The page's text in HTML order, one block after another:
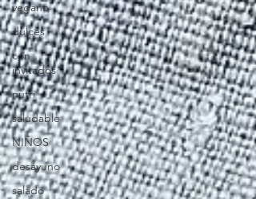
vegano
dulces
con
invitados
nutri
saludable
NIÑOS
desayuno
salado